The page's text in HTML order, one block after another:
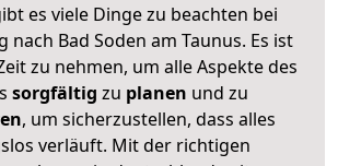
es viele Dinge zu beachten bei
nach Bad Soden am Taunus. Es ist
zu nehmen, um alle Aspekte des
sorgfältig zu planen und zu
, um sicherzustellen, dass alles
verläuft. Mit der richtigen